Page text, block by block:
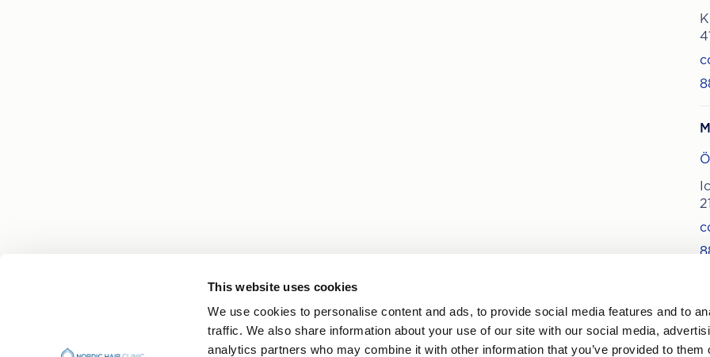
This website uses cookies
We use cookies to personalise content and ads, to provide social media features and to
traffic. We also share information about your use of our site with our social media,
analytics partners who may combine it with other information that you’ve provided to them
Din hårrejse begynder med viden
Få eksperttips, personlige historier og de seneste nyheder om behandlinger og